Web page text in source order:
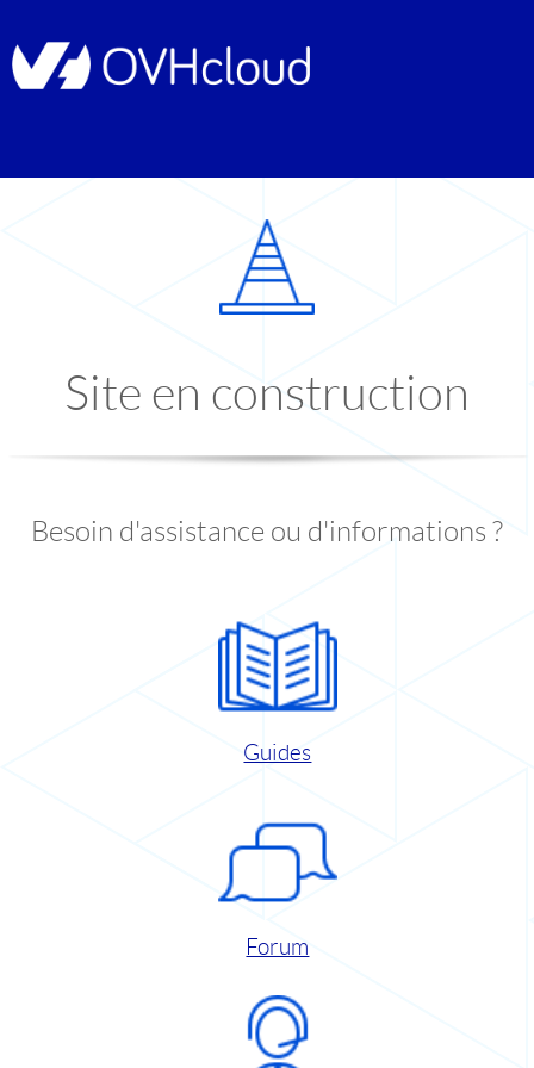
Site en construction
Besoin d'assistance ou d'informations ?
Guides
Forum